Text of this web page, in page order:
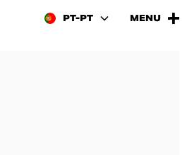
PT-PT MENU